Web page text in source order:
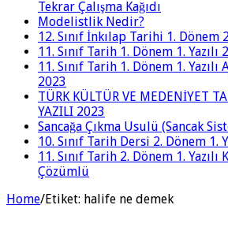
Tekrar Çalışma Kağıdı
Modelistlik Nedir?
12. Sınıf İnkılap Tarihi 1. Dönem
11. Sınıf Tarih 1. Dönem 1.
11. Sınıf Tarih 1. Dönem 1.
2023
TÜRK KÜLTÜR VE MEDENİYET
YAZILI 2023
Sancağa Çıkma Usulü (Sancak
10. Sınıf Tarih Dersi 2. Dönem 1.
11. Sınıf Tarih 2. Dönem 1. Yazılı
Çözümlü
Home/Etiket: halife ne demek